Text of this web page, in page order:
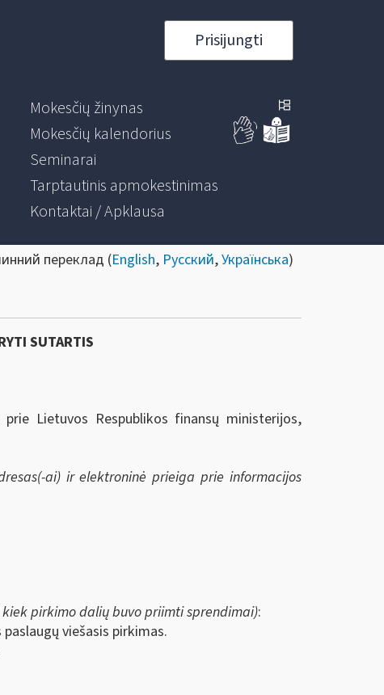
Prisijungti
Mokesčių žinynas
Mokesčių kalendorius
Seminarai
Tarptautinis apmokestinimas
Kontaktai / Apklausa
переклад (English, Русский,Українська)
SUTARTIS
Lietuvos Respublikos finansų ministerijos,
ai) ir elektroninė prieiga prie informacijos
kiek pirkimo dalių buvo priimti sprendimai):
viešasis pirkimas.